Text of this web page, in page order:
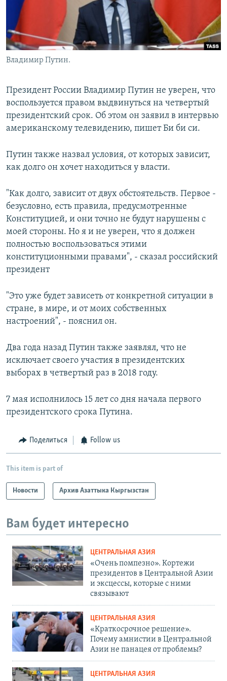
Владимир Путин.
Президент России Владимир Путин не уверен, что
воспользуется правом выдвинуться на четвертый
президентский срок. Об этом он заявил в интервью
американскому телевидению, пишет Би би си.
Путин также назвал условия, от которых зависит,
как долго он хочет находиться у власти.
"Как долго, зависит от двух обстоятельств. Первое -
безусловно, есть правила, предусмотренные
Конституцией, и они точно не будут нарушены с
моей стороны. Но я и не уверен, что я должен
полностью воспользоваться этими
конституционными правами", - сказал российский
президент
"Это уже будет зависеть от конкретной ситуации в
стране, в мире, и от моих собственных
настроений", - пояснил он.
Два года назад Путин также заявлял, что не
исключает своего участия в президентских
выборах в четвертый раз в 2018 году.
7 мая исполнилось 15 лет со дня начала первого
президентского срока Путина.
Поделиться Follow us
This item is part of
Новости Архив Азаттыка Кыргызстан
Вам будет интересно
ЦЕНТРАЛЬНАЯ АЗИЯ
«Очень помпезно». Кортежи
президентов в Центральной Азии
и эксцессы, которые с ними
связывают
ЦЕНТРАЛЬНАЯ АЗИЯ
«Краткосрочное решение».
Почему амнистии в Центральной
Азии не панацея от проблемы?
ЦЕНТРАЛЬНАЯ АЗИЯ